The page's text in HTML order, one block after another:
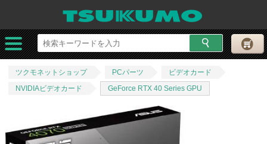
ツクモネットショップ PCパーツ
ビデオカード
NVIDIAビデオカード
GeForce RTX 40 Series GPU